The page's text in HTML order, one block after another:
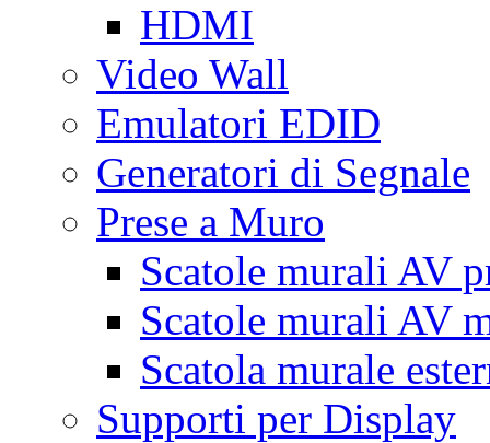
HDMI
Video Wall
Emulatori EDID
Generatori di Segnale
Prese a Muro
Scatole murali AV
Scatole murali AV
Scatola murale
Supporti per Display